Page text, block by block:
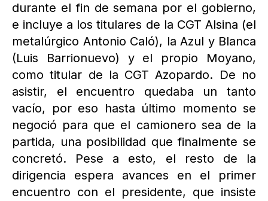
durante el fin de semana por el gobierno,
e incluye a los titulares de la CGT Alsina (el
metalúrgico Antonio Caló), la Azul y Blanca
(Luis Barrionuevo) y el propio Moyano,
como titular de la CGT Azopardo. De no
asistir, el encuentro quedaba un tanto
vacío, por eso hasta último momento se
negoció para que el camionero sea de la
partida, una posibilidad que finalmente se
concretó. Pese a esto, el resto de la
dirigencia espera avances en el primer
encuentro con el presidente, que insiste